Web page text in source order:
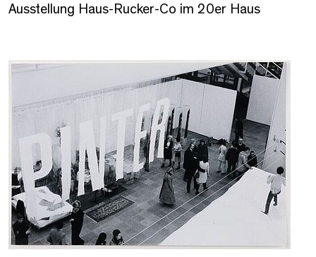
Ausstellung Haus-Rucker-Co im 20er Haus